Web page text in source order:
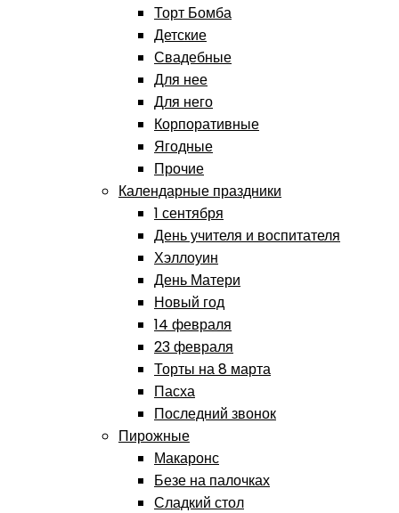
Торт Бомба
Детские
Свадебные
Для нее
Для него
Корпоративные
Ягодные
Прочие
Календарные праздники
1 сентября
День учителя и воспитателя
Хэллоуин
День Матери
Новый год
14 февраля
23 февраля
Торты на 8 марта
Пасха
Последний звонок
Пирожные
Макаронс
Безе на палочках
Сладкий стол